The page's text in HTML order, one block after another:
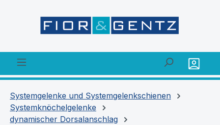
Systemgelenke und Systemgelenkschienen
Systemknöchelgelenke
dynamischer Dorsalanschlag